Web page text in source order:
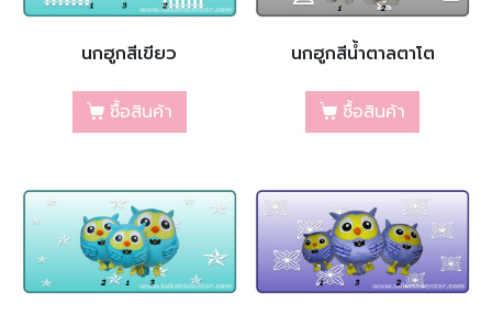
นกฮูกสีเขียว
ซื้อสินค้า
นกฮูกสีน้ำตาลตาโต
ซื้อสินค้า